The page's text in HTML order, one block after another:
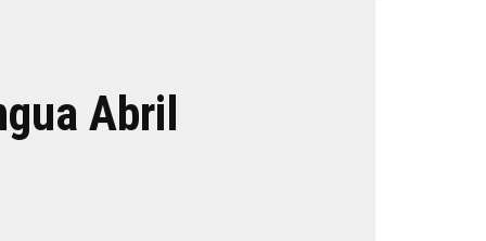
Abril